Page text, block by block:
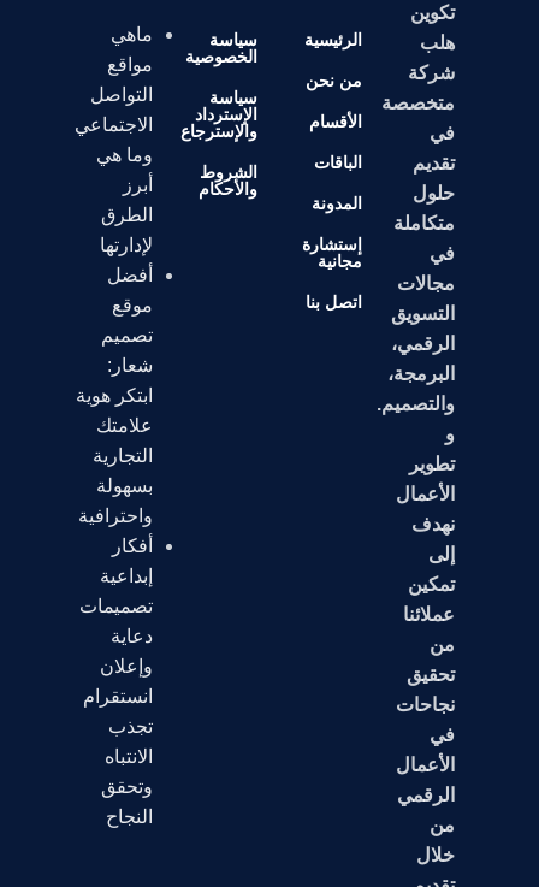
تكوين
هلب
شركة
متخصصة
في
تقديم
حلول
متكاملة
في
مجالات
التسويق
الرقمي،
البرمجة،
والتصميم.
و
تطوير
الأعمال
نهدف
إلى
تمكين
عملائنا
من
تحقيق
نجاحات
في
الأعمال
الرقمي
من
خلال
الرئيسية
من نحن
الأقسام
الباقات
المدونة
إستشارة
مجانية
اتصل بنا
سياسة
الخصوصية
سياسة
الإسترداد
والإسترجاع
الشروط
والأحكام
ماهي
مواقع
التواصل
الاجتماعي
وما هي
أبرز
الطرق
لإدارتها
أفضل
موقع
تصميم
شعار:
ابتكر هوية
علامتك
التجارية
بسهولة
واحترافية
أفكار
إبداعية
تصميمات
دعاية
وإعلان
انستقرام
تجذب
الانتباه
وتحقق
النجاح